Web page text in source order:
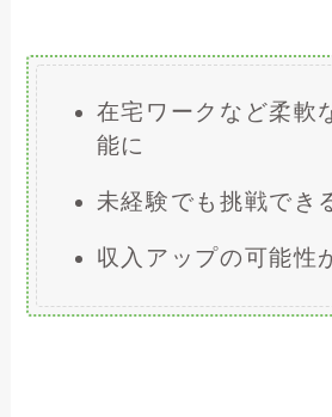
在宅ワークなど柔軟
能に
未経験でも挑戦でき
収入アップの可能性